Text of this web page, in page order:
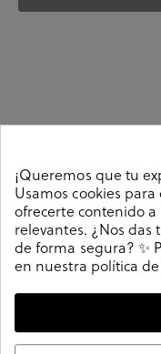
Deportivos Victoria
con piso de goma.
Cierre con
en España.
¡Queremos que tu
Usamos cookies
ofrecerte contenido
relevantes. ¿Nos
de forma segura? ✨
en nuestra política